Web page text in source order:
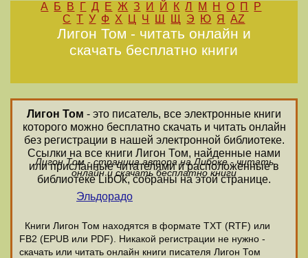
А Б В Г Д Е Ж З И Й К Л М Н О П
Р
С Т У Ф Х Ц Ч Ш Щ Э Ю Я AZ
Лигон Том - читать онлайн и
скачать бесплатно книги
Лигон Том - это писатель, все электронные книги
которого можно бесплатно скачать и читать онлайн
без регистрации в нашей электронной библиотеке.
Ссылки на все книги Лигон Том, найденные нами
или присланные читателями и расположенные в
библиотеке LibOk, собраны на этой странице.
Лигон Том - страница автора на Либоке - читать
онлайн и скачать бесплатно книги
Эльдорадо
Книги Лигон Том находятся в формате ТХТ (RTF) или
FB2 (EPUB или PDF). Никакой регистрации не нужно -
скачать или читать онлайн книги писателя Лигон Том